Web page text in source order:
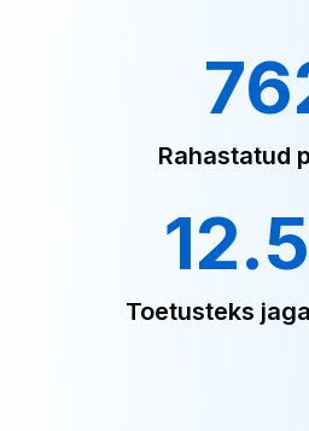
Rahastatud
Toetusteks